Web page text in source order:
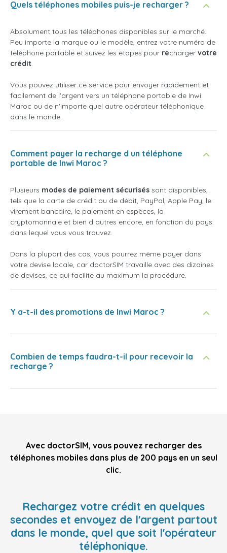
Quels téléphones mobiles puis-je recharger ?
Absolument tous les téléphones disponibles sur le marché.
Peu importe la marque ou le modèle, entrez votre numéro de
téléphone portable et suivez les étapes pour recharger votre
crédit.
Vous pouvez utiliser ce service pour envoyer rapidement et
facilement de l'argent vers un téléphone portable de Inwi
Maroc ou de n'importe quel autre opérateur téléphonique
dans le monde.
Comment payer la recharge d un téléphone
portable de Inwi Maroc ?
Plusieurs modes de paiement sécurisés sont disponibles,
tels que la carte de crédit ou de débit, PayPal, Apple Pay, le
virement bancaire, le paiement en espèces, la
cryptomonnaie et bien d autres encore, en fonction du pays
dans lequel vous vous trouvez.
Dans la plupart des cas, vous pourrez même payer dans
votre devise locale, car doctorSIM travaille avec des dizaines
de devises, ce qui facilite au maximum la procédure.
Y a-t-il des promotions de Inwi Maroc ?
Combien de temps faudra-t-il pour recevoir la
recharge ?
Avec doctorSIM, vous pouvez recharger des
téléphones mobiles dans plus de 200 pays en un seul
clic.
Rechargez votre crédit en quelques
secondes et envoyez de l'argent partout
dans le monde, quel que soit l'opérateur
téléphonique.